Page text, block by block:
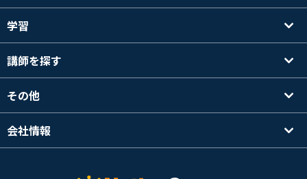
学習
講師を探す
その他
会社情報